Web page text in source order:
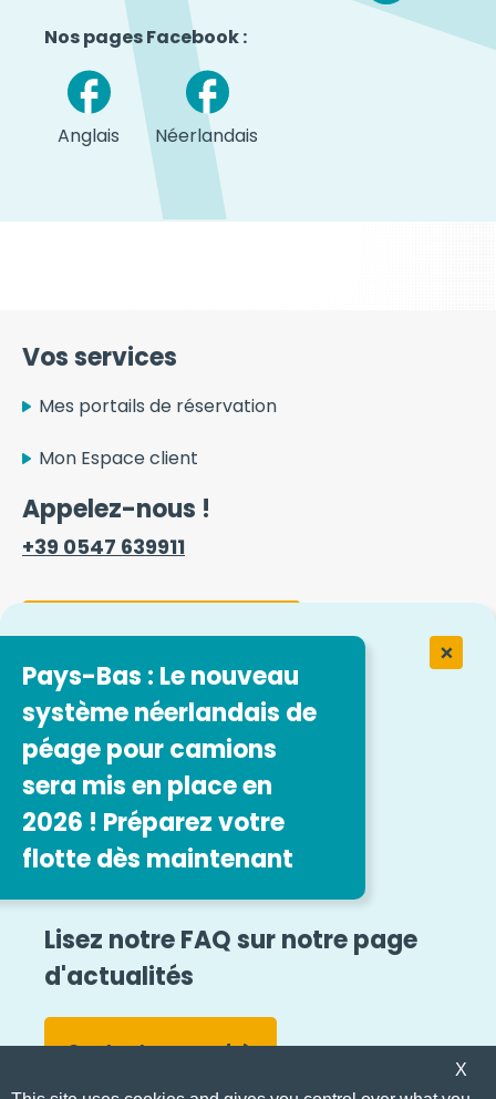
Pays-Bas : Le nouveau
système néerlandais de
péage pour camions
sera mis en place en
2026 ! Préparez votre
flotte dès maintenant
Lisez notre FAQ sur notre page
d'actualités
Contactez-nous!
Nos pages Facebook :
Anglais Néerlandais
Vos services
Mes portails de réservation
Mon Espace client
Appelez-nous !
+39 0547 639911
Formulaire de contact
Travailler chez Easytrip Transport
Services
Nos offres d'emploi
Mentions légales
Plan du site
Conditions générales d'utilisation
Whistleblowing
Accessibilité
Suivez-nous
X